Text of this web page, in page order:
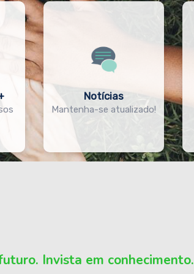
Notícias
Mantenha-se atualizado!
Invista em conhecimento.